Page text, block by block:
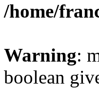
/home/
Warning:
boolean